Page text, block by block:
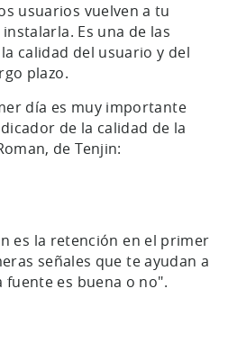
usuarios vuelven a tu
Es una de las
calidad del usuario y del
plazo.
día es muy importante
de la calidad de la
de Tenjin:
es la retención en el primer
señales que te ayudan a
es buena o no".